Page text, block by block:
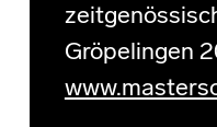
Gröpelingen